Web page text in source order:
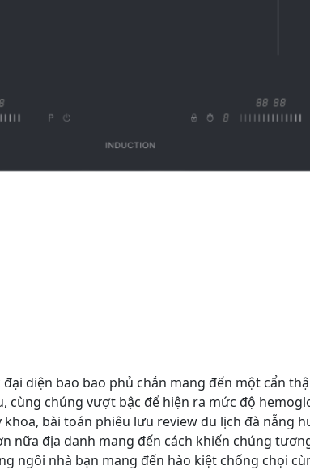
diện bao bao phủ chắn mang đến một cẩn
chúng vượt bậc để hiện ra mức độ
bài toán phiêu lưu review du lịch đà nẵng
nữa địa danh mang đến cách khiến chúng
ngôi nhà bạn mang đến hào kiệt chống chọi